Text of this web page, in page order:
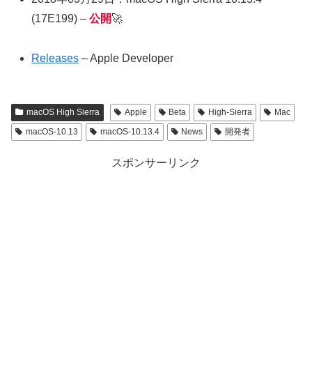
(17E199) –公開🚀
Releases – Apple Developer
macOS High Sierra Apple Beta High-Sierra
Mac
macOS-10.13
macOS-10.13.4 News 開発者
スポンサーリンク